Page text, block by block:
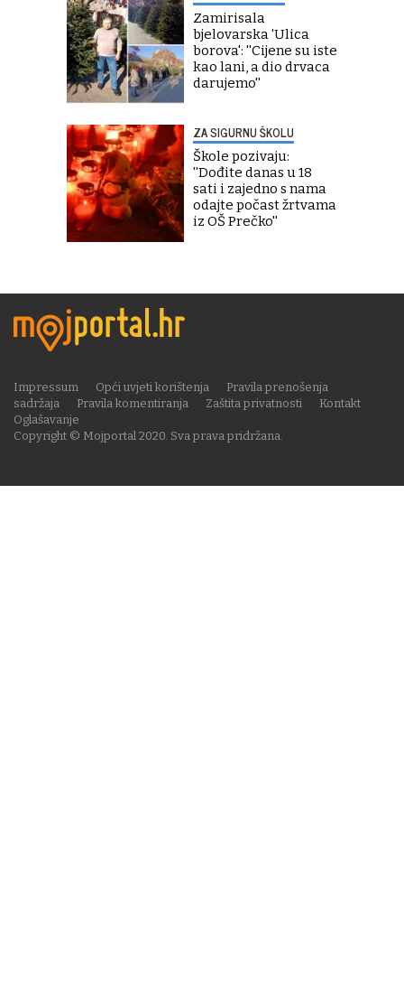
Zamirisala
bjelovarska 'Ulica
borova': ''Cijene su iste
kao lani, a dio drvaca
darujemo''
ZA SIGURNU ŠKOLU
Škole pozivaju:
''Dođite danas u 18
sati i zajedno s nama
odajte počast žrtvama
iz OŠ Prečko''
Copyright © Mojportal 2020. Sva prava pridržana.
Impressum Opći uvjeti korištenja
Pravila prenošenja
sadržaja
Pravila komentiranja Zaštita privatnosti
Kontakt
Oglašavanje